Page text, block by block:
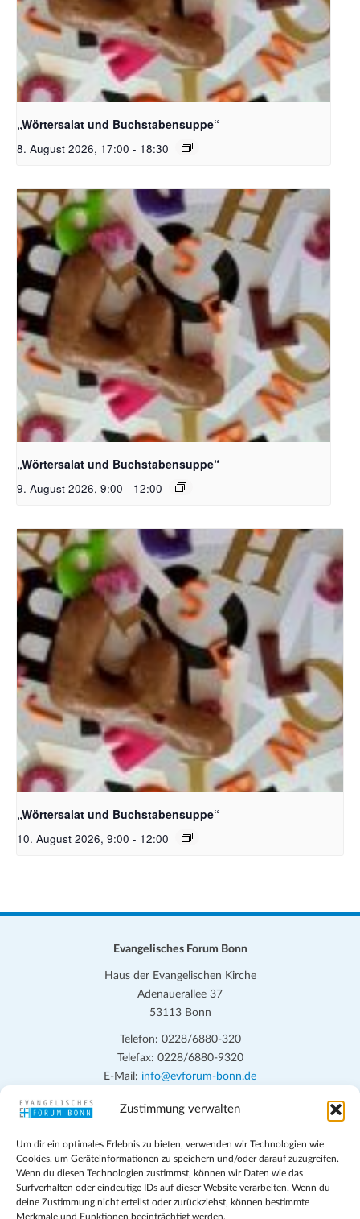
Zustimmung verwalten
Um dir ein optimales Erlebnis zu bieten, verwenden wir Technologien wie
Cookies, um Geräteinformationen zu speichern und/oder darauf zuzugreifen.
Wenn du diesen Technologien zustimmst, können wir Daten wie das
Surfverhalten oder eindeutige IDs auf dieser Website verarbeiten. Wenn du
deine Zustimmung nicht erteilst oder zurückziehst, können bestimmte
Merkmale und Funktionen beeinträchtigt werden.
Bildquelle_ Pixabay Free_Christoph Meinersmann
„Wörtersalat und Buchstabensuppe“
8. August 2026, 17:00 - 18:30
Bildquelle_ Pixabay Free_Christoph Meinersmann
„Wörtersalat und Buchstabensuppe“
9. August 2026, 9:00 - 12:00
Bildquelle_ Pixabay Free_Christoph Meinersmann
„Wörtersalat und Buchstabensuppe“
10. August 2026, 9:00 - 12:00
Evangelisches Forum Bonn
Haus der Evangelischen Kirche
Adenauerallee 37
53113 Bonn
Telefon: 0228/6880-320
Telefax: 0228/6880-9320
E-Mail: info@evforum-bonn.de
Das Evangelische Forum Bonn will in seinen zentralen
persönlichen, beruflichen, kirchlichen und öffentlichen Lebens
eingehen, zu offener Begegnung und ehrlicher Auseinandersetzung
anregen und mithelfen, aus der Verheißung des Evangeliums heraus
im individuellen und gesellschaftlichen Leben verantwortlich zu